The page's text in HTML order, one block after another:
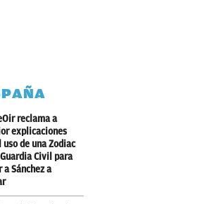
reclama a
explicaciones
uso de una Zodiac
Civil para
a Sánchez a